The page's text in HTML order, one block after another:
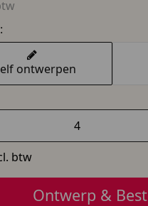
ontwerpen
btw
Ontwerp &